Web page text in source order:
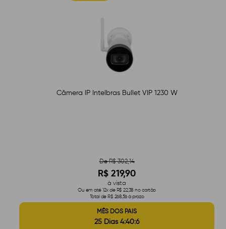
Câmera IP Intelbras Bullet VIP 1230 W
De R$ 302,14
R$ 219,90
à vista
Ou em até 12x de R$ 22,38 no cartão
Total de R$ 268,56 à prazo
MÊS DOS PAIS
25 Dias 4:40:5